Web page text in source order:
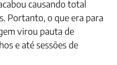
causando total
Portanto, o que era para
virou pauta de
e até sessões de